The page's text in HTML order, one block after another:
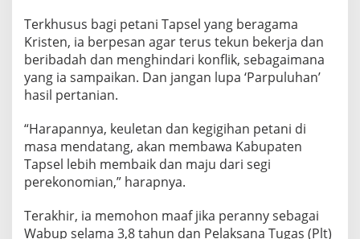
Terkhusus bagi petani Tapsel yang beragama
Kristen, ia berpesan agar terus tekun bekerja dan
beribadah dan menghindari konflik, sebagaimana
yang ia sampaikan. Dan jangan lupa ‘Parpuluhan’
hasil pertanian.
“Harapannya, keuletan dan kegigihan petani di
masa mendatang, akan membawa Kabupaten
Tapsel lebih membaik dan maju dari segi
perekonomian,” harapnya.
Terakhir, ia memohon maaf jika peranny sebagai
Wabup selama 3,8 tahun dan Pelaksana Tugas (Plt)